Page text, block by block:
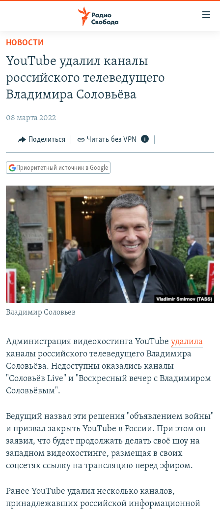
упрощенного
доступа
основному
Вернутся
Вернутся
поиску
ПРОГРАММЫ
АВТОРСКИЕ ПРОЕКТЫ
МНЕНИЯ
КУЛЬТУРА
КАВКАЗ.РЕАЛИИ
СЕВЕР.РЕАЛИИ
СИБИРЬ.РЕАЛИИ
РАСПИСАНИЕ ВЕЩАНИЯ
ПОДПИШИТЕСЬ НА РАССЫЛКУ
СОЦИАЛЬНЫЕ СЕТИ
Все сайты РСЕ/РС
НОВОСТИ
YouTube удалил каналы
российского телеведущего
Владимира Соловьёва
08 марта 2022
Поделиться Читать без VPN
Приоритетный источник в Google
Владимир Соловьев
Администрация видеохостинга YouTube удалила
каналы российского телеведущего Владимира
Соловьёва. Недоступны оказались каналы
"Соловьёв Live" и "Воскресный вечер с Владимиром
Соловьёвым".
Ведущий назвал эти решения "объявлением войны"
и призвал закрыть YouTube в России. При этом он
заявил, что будет продолжать делать своё шоу на
западном видеохостинге, размещая в своих
соцсетях ссылку на трансляцию перед эфиром.
Ранее YouTube удалил несколько каналов,
принадлежавших российской информационной